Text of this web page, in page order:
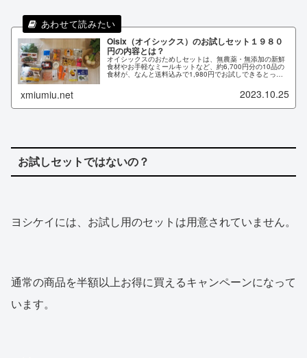
Oisix（オイシックス）のお試しセット１９８０
円の内容とは？
オイシックスのおためしセットは、無農薬・無添加の新鮮
食材やお手軽なミールキットなど、約6,700円分の10品の
食材が、なんと送料込みで1,980円でお試しできるとって
もお得なキャンペーンです。
xmiumiu.net 2023.10.25
お試しセットではないの？
ヨシケイには、お試し用のセットは用意されていません。
通常の商品を半額以上お得に買えるキャンペーンになって
います。